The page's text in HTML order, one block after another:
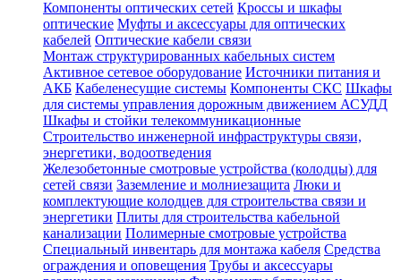
Компоненты оптических сетей Кроссы и шкафы
оптические Муфты и аксессуары для оптических
кабелей Оптические кабели связи
Монтаж структурированных кабельных систем
Активное сетевое оборудование Источники питания и
АКБ Кабеленесущие системы Компоненты СКС Шкафы
для системы управления дорожным движением АСУДД
Шкафы и стойки телекоммуникационные
Строительство инженерной инфраструктуры связи,
энергетики, водоотведения
Железобетонные смотровые устройства (колодцы) для
сетей связи Заземление и молниезащита Люки и
комплектующие колодцев для строительства связи и
энергетики Плиты для строительства кабельной
канализации Полимерные смотровые устройства
Специальный инвентарь для монтажа кабеля Средства
ограждения и оповещения Трубы и аксессуары